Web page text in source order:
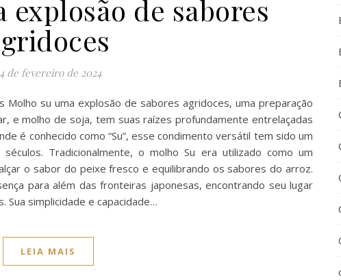
de sabores
de fevereiro de 2024
su uma explosão de sabores agridoces, uma preparação
e molho de soja, tem suas raízes profundamente entrelaçadas
é conhecido como “Su”, esse condimento versátil tem sido um
Tradicionalmente, o molho Su era utilizado como um
o sabor do peixe fresco e equilibrando os sabores do arroz.
para além das fronteiras japonesas, encontrando seu lugar
Sua simplicidade e capacidade…
LEIA MAIS